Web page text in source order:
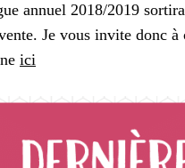
annuel 2018/2019
Je vous invite donc
ici